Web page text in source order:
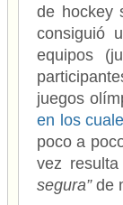
de hockey
consiguió
equipos
juegos
en los
poco a
vez
segura”de